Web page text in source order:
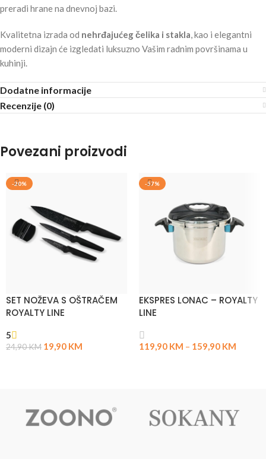
preradi hrane na dnevnoj bazi.
Kvalitetna izrada od nehrđajućeg čelika i stakla, kao i elegantni
moderni dizajn će izgledati luksuzno Vašim radnim površinama u
kuhinji.
Dodatne informacije
Recenzije (0)
Povezani proizvodi
-20%
SET NOŽEVA S OŠTRAČEM
ROYALTY LINE
5
24,90KM 19,90 KM
-57%
EKSPRES LONAC – ROYALTY
LINE
119,90 KM – 159,90 KM